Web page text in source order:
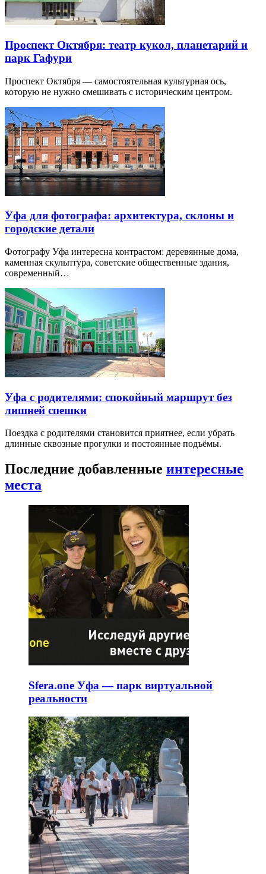
Проспект Октября: театр кукол, планетарий и
парк Гафури
Проспект Октября — самостоятельная культурная ось,
которую не нужно смешивать с историческим центром.
Уфа для фотографа: архитектура, склоны и
городские детали
Фотографу Уфа интересна контрастом: деревянные дома,
каменная скульптура, советские общественные здания,
современный…
Уфа с родителями: спокойный маршрут без
лишней спешки
Поездка с родителями становится приятнее, если убрать
длинные сквозные прогулки и постоянные подъёмы.
Последние добавленные интересные
места
Sfera.one Уфа — парк виртуальной
реальности